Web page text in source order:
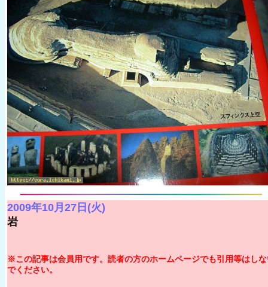
2009年10月27日(火)
岩
※この記事は会員用です。読者の方のホームページでも引用等はし
でください。